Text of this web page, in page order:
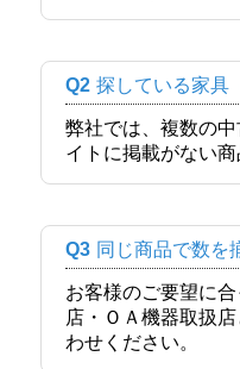
Q2 探している家具
弊社では、複数の
イトに掲載がない
Q3 同じ商品で数を
お客様のご要望に
店・ＯＡ機器取扱
わせください。